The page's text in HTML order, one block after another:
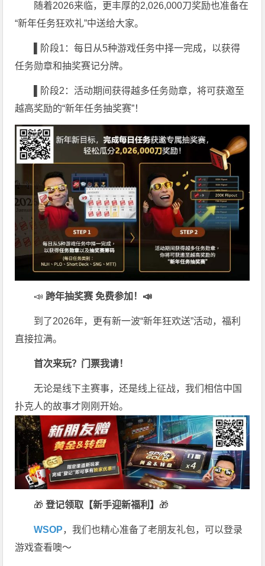
随着2026来临，更丰厚的2,026,000刀奖励也准备在
“新年任务狂欢礼”中送给大家。
阶段1：每日从5种游戏任务中择一完成，以获得
任务勋章和抽奖赛记分牌。
阶段2：活动期间获得越多任务勋章，将可获邀至
越高奖励的“新年任务抽奖赛”！
📣 跨年抽奖赛 免费参加 ！📣
到了2026年，更有新一波“新年狂欢送”活动，福利
直接拉满。
首次来玩？门票我请！
无论是线下主赛事，还是线上征战，我们相信中国
扑克人的故事才刚刚开始。
🎁 登记领取【新手迎新福利】 🎁
WSOP，我们也精心准备了老朋友礼包，可以登录
游戏查看噢～